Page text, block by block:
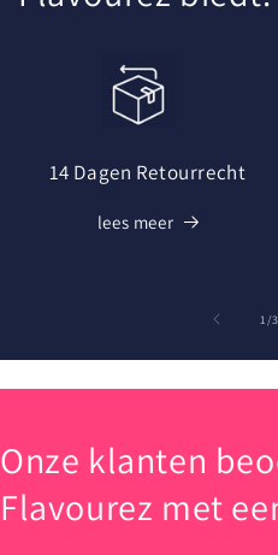
14 Dagen Retourrecht
lees meer
1 /3
Onze klanten
Flavourez met